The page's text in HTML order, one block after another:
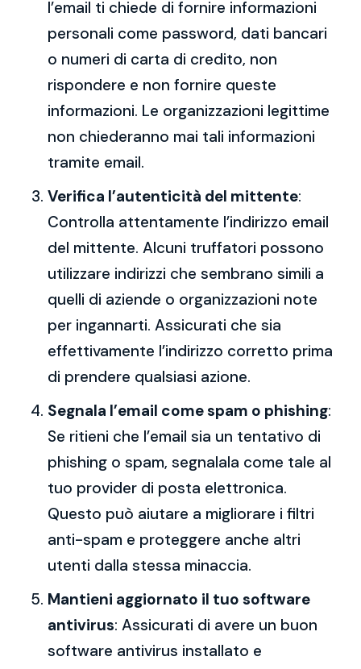
l’email ti chiede di fornire informazioni
personali come password, dati bancari
o numeri di carta di credito, non
rispondere e non fornire queste
informazioni. Le organizzazioni legittime
non chiederanno mai tali informazioni
tramite email.
Verifica l’autenticità del mittente:
Controlla attentamente l’indirizzo email
del mittente. Alcuni truffatori possono
utilizzare indirizzi che sembrano simili a
quelli di aziende o organizzazioni note
per ingannarti. Assicurati che sia
effettivamente l’indirizzo corretto prima
di prendere qualsiasi azione.
Segnala l’email come spam o phishing:
Se ritieni che l’email sia un tentativo di
phishing o spam, segnalala come tale al
tuo provider di posta elettronica.
Questo può aiutare a migliorare i filtri
anti-spam e proteggere anche altri
utenti dalla stessa minaccia.
Mantieni aggiornato il tuo software
antivirus: Assicurati di avere un buon
software antivirus installato e